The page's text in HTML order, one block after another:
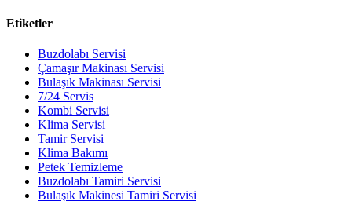
Etiketler
Buzdolabı Servisi
Çamaşır Makinası Servisi
Bulaşık Makinası Servisi
7/24 Servis
Kombi Servisi
Klima Servisi
Tamir Servisi
Klima Bakımı
Petek Temizleme
Buzdolabı Tamiri Servisi
Bulaşık Makinesi Tamiri Servisi